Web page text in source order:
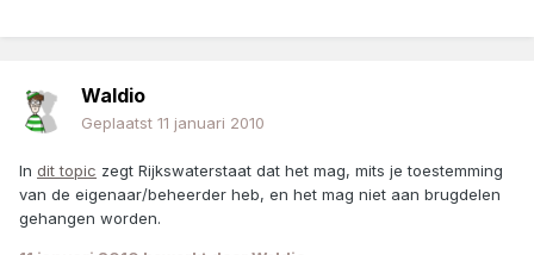
Waldio
Geplaatst 11 januari 2010
In dit topic zegt Rijkswaterstaat dat het mag, mits je toestemming
van de eigenaar/beheerder heb, en het mag niet aan brugdelen
gehangen worden.